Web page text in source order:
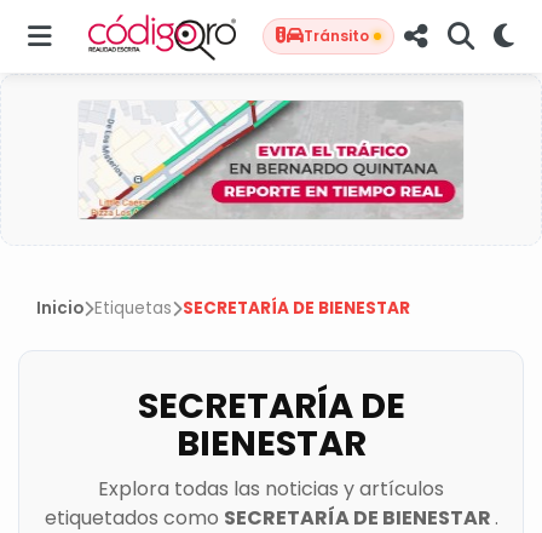
Tránsito
Inicio Etiquetas SECRETARÍA DE BIENESTAR
SECRETARÍA DE
BIENESTAR
Explora todas las noticias y artículos
etiquetados como SECRETARÍA DE BIENESTAR.